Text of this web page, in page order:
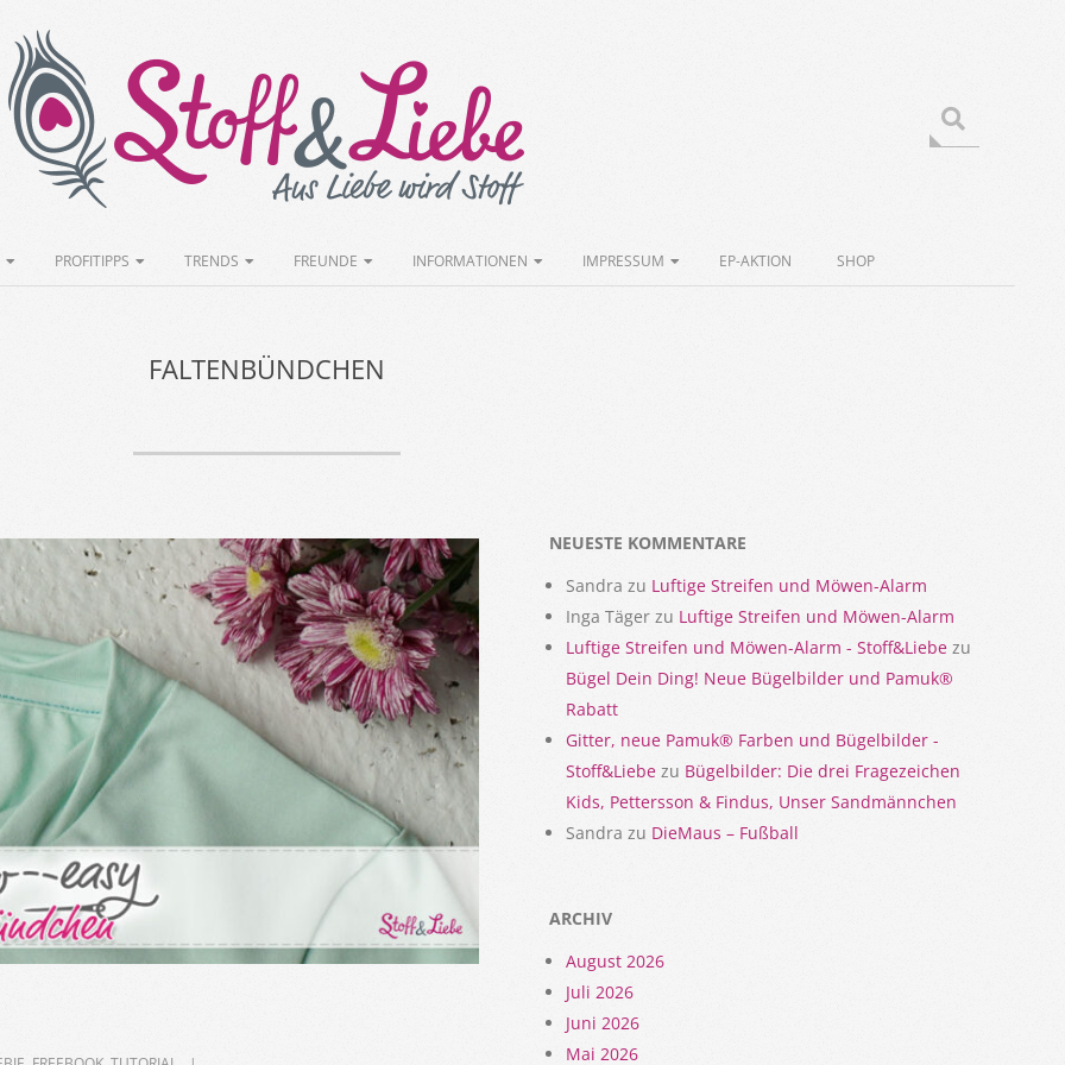
Stoff&Liebe
PROFITIPPS TRENDS FREUNDE INFORMATIONEN IMPRESSUM EP-AKTION SHOP
FALTENBÜNDCHEN
NEUESTE KOMMENTARE
Sandra zu Luftige Streifen und Möwen-Alarm
Inga Täger zu Luftige Streifen und Möwen-Alarm
Luftige Streifen und Möwen-Alarm - Stoff&Liebe zu
Bügel Dein Ding! Neue Bügelbilder und Pamuk®
Rabatt
Gitter, neue Pamuk® Farben und Bügelbilder -
Stoff&Liebe zu Bügelbilder: Die drei Fragezeichen
Kids, Pettersson & Findus, Unser Sandmännchen
Sandra zu DieMaus – Fußball
ARCHIV
August 2026
Juli 2026
Juni 2026
Mai 2026